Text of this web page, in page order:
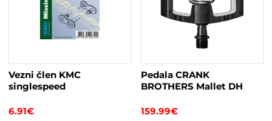
Vezni člen KMC
singlespeed
6.91€
Pedala CRANK
BROTHERS Mallet DH
159.99€